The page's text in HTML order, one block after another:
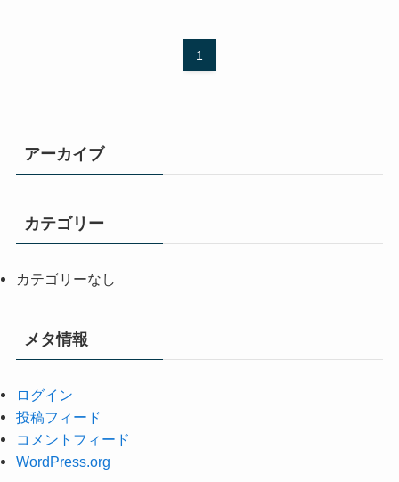
1
アーカイブ
カテゴリー
カテゴリーなし
メタ情報
ログイン
投稿フィード
コメントフィード
WordPress.org